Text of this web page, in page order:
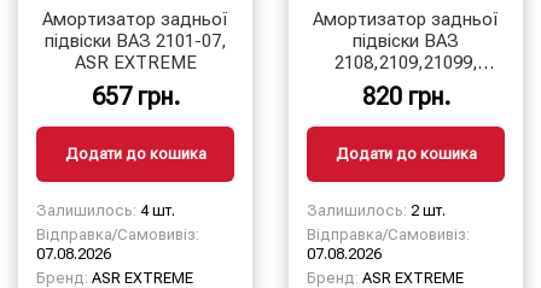
Амортизатор задньої
підвіски ВАЗ 2101-07,
ASR EXTREME
657 грн.
Додати до кошика
Залишилось: 4 шт.
Відправка/Самовивіз:
07.08.2026
Бренд: ASR EXTREME
Амортизатор задньої
підвіски ВАЗ
2108,2109,21099,
2113,2114,2115
820 грн.
Додати до кошика
Залишилось: 2 шт.
Відправка/Самовивіз:
07.08.2026
Бренд: ASR EXTREME